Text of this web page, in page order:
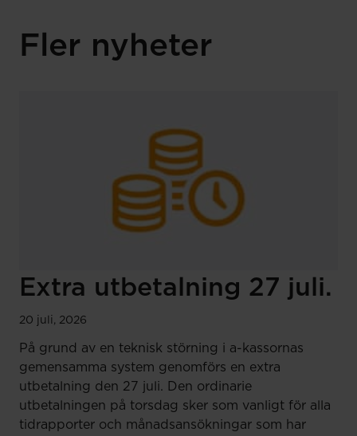
Fler nyheter
Extra utbetalning 27 juli.
20 juli, 2026
På grund av en teknisk störning i a-kassornas
gemensamma system genomförs en extra
utbetalning den 27 juli. Den ordinarie
utbetalningen på torsdag sker som vanligt för alla
tidrapporter och månadsansökningar som har